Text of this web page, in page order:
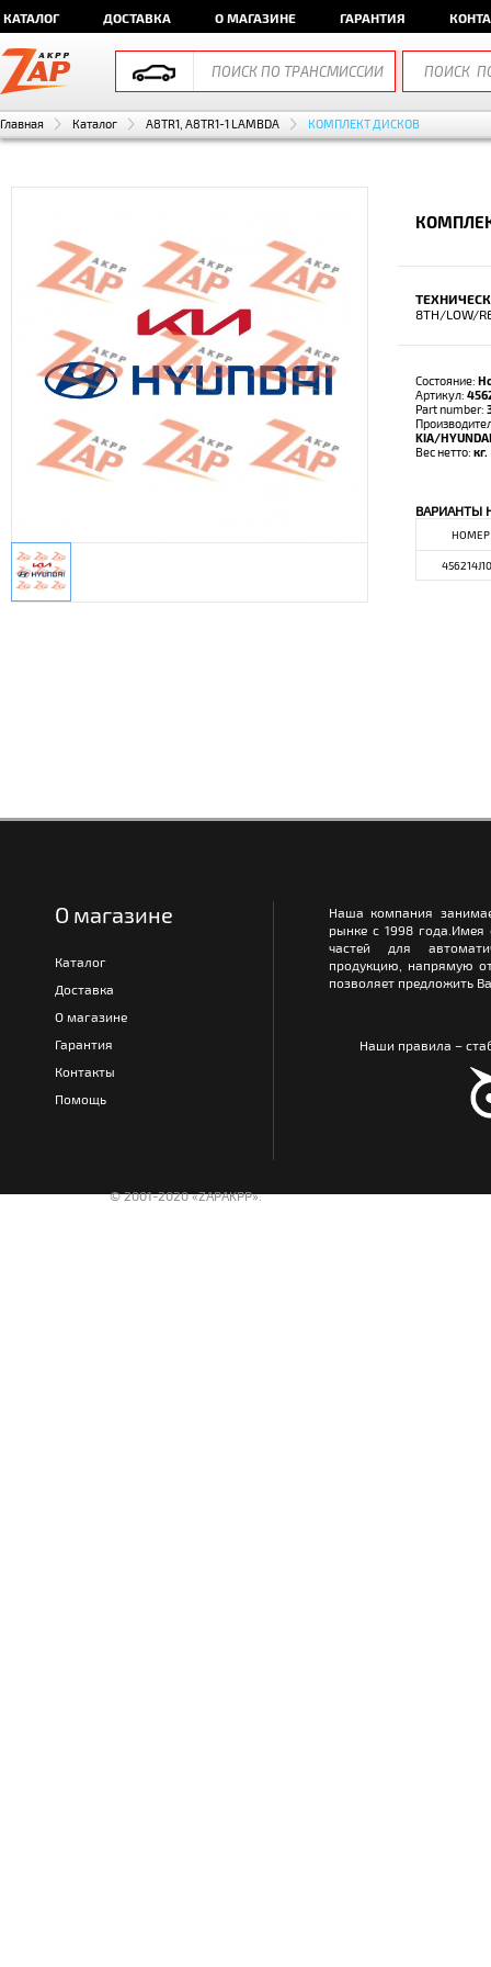
КАТАЛОГ ДОСТАВКА О МАГАЗИНЕ ГАРАНТИЯ
Главная Каталог A8TR1, A8TR1-1 LAMBDA КОМПЛЕКТ ДИСКОВ
8TH/LOW/
Состояние:
Артикул:
Part number:
KIA/HYUNDAI
Вес нетто: кг.
ВАРИАНТЫ
НОМЕР
О магазине
Каталог
Доставка
О магазине
Гарантия
Контакты
Помощь
Наша компания
рынке с 1998
частей для
продукцию, напрямую
позволяет предложить
Наши правила –
© 2001-2020 «ZAPAKPP».